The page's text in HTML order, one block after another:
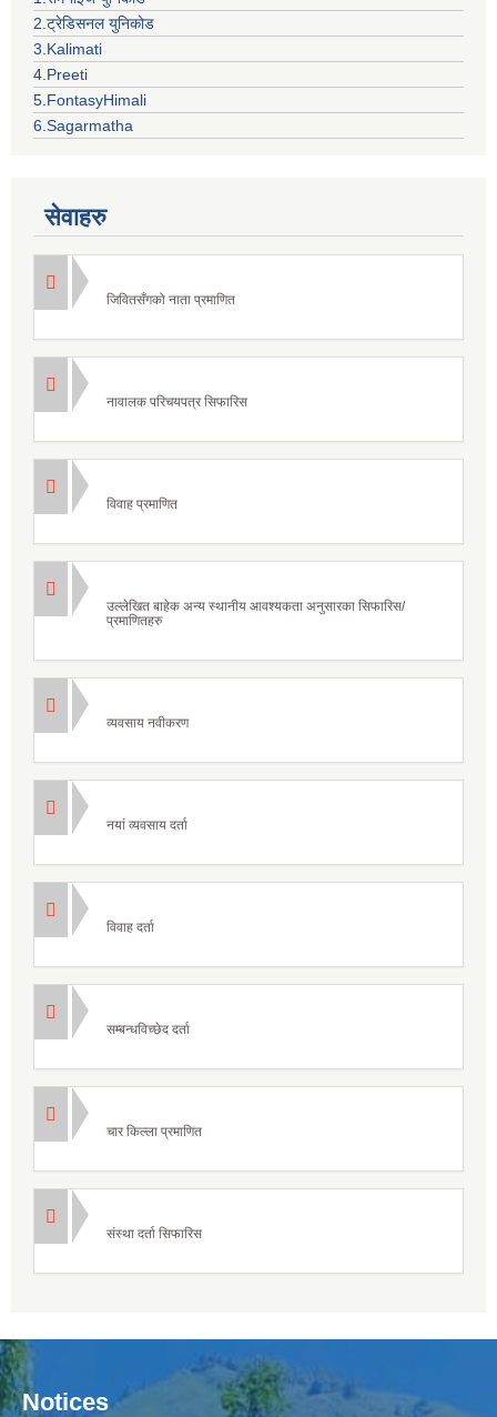
2.ट्रेडिसनल युनिकोड
3.Kalimati
4.Preeti
5.FontasyHimali
6.Sagarmatha
सेवाहरु
जिवितसँगको नाता प्रमाणित
नावालक परिचयपत्र सिफारिस
विवाह प्रमाणित
उल्लेखित बाहेक अन्य स्थानीय आवश्यकता अनुसारका सिफारिस/
प्रमाणितहरु
व्यवसाय नवीकरण
नयां व्यवसाय दर्ता
विवाह दर्ता
सम्बन्धविच्छेद दर्ता
चार किल्ला प्रमाणित
संस्था दर्ता सिफारिस
Notices